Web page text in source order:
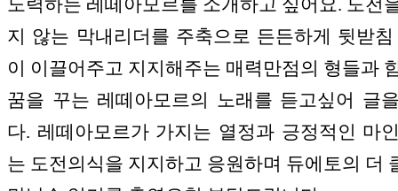
노력하는 레떼아모르를 소개하고 싶어요. 도전
지 않는 막내리더를 주축으로 든든하게 뒷받
이 이끌어주고 지지해주는 매력만점의 형들과
꿈을 꾸는 레떼아모르의 노래를 듣고싶어 글
다. 레떼아모르가 가지는 열정과 긍정적인 마
는 도전의식을 지지하고 응원하며 듀에토의 더